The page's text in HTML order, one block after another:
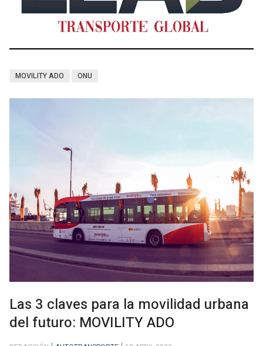
MOVILITY ADO ONU
Las 3 claves para la movilidad urbana
del futuro: MOVILITY ADO